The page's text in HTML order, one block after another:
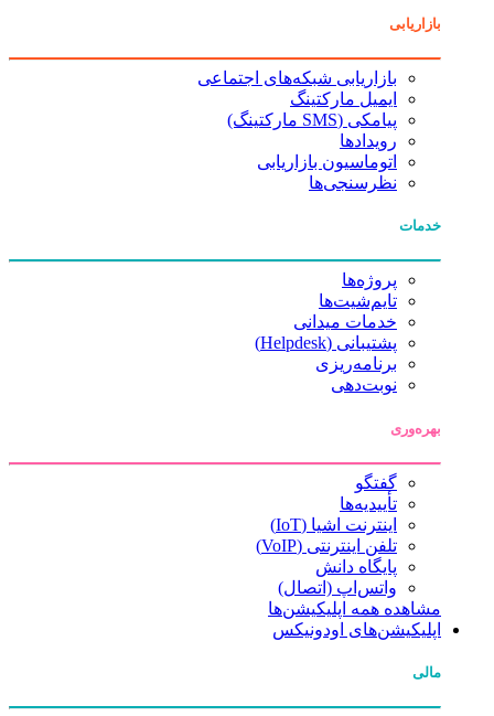
بازاریابی
بازاریابی شبکه‌های اجتماعی
ایمیل مارکتینگ
پیامکی (SMS مارکتینگ)
رویدادها
اتوماسیون بازاریابی
نظرسنجی‌ها
خدمات
پروژه‌ها
تایم‌شیت‌ها
خدمات میدانی
پشتیبانی (Helpdesk)
برنامه‌ریزی
نوبت‌دهی
بهره‌وری
گفتگو
تأییدیه‌ها
اینترنت اشیا (IoT)
تلفن اینترنتی (VoIP)
پایگاه دانش
واتس‌اپ (اتصال)
مشاهده همه اپلیکیشن‌ها
اپلیکیشن‌های اودونیکس
مالی